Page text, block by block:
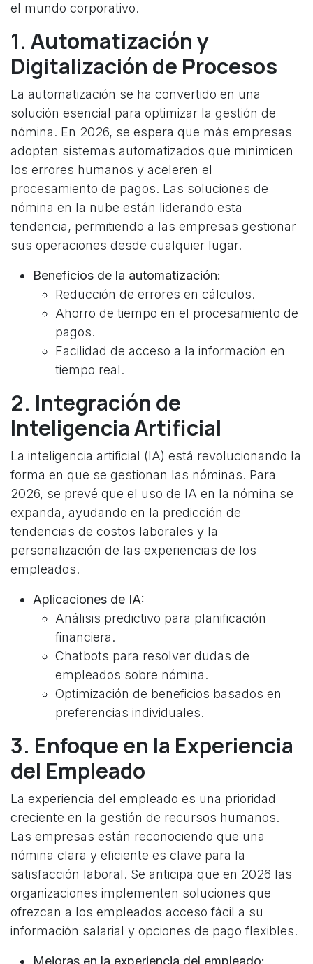
el mundo corporativo.
1. Automatización y
Digitalización de Procesos
La automatización se ha convertido en una
solución esencial para optimizar la gestión de
nómina. En 2026, se espera que más empresas
adopten sistemas automatizados que minimicen
los errores humanos y aceleren el
procesamiento de pagos. Las soluciones de
nómina en la nube están liderando esta
tendencia, permitiendo a las empresas gestionar
sus operaciones desde cualquier lugar.
Beneficios de la automatización:
Reducción de errores en cálculos.
Ahorro de tiempo en el procesamiento de
pagos.
Facilidad de acceso a la información en
tiempo real.
2. Integración de
Inteligencia Artificial
La inteligencia artificial (IA) está revolucionando la
forma en que se gestionan las nóminas. Para
2026, se prevé que el uso de IA en la nómina se
expanda, ayudando en la predicción de
tendencias de costos laborales y la
personalización de las experiencias de los
empleados.
Aplicaciones de IA:
Análisis predictivo para planificación
financiera.
Chatbots para resolver dudas de
empleados sobre nómina.
Optimización de beneficios basados en
preferencias individuales.
3. Enfoque en la Experiencia
del Empleado
La experiencia del empleado es una prioridad
creciente en la gestión de recursos humanos.
Las empresas están reconociendo que una
nómina clara y eficiente es clave para la
satisfacción laboral. Se anticipa que en 2026 las
organizaciones implementen soluciones que
ofrezcan a los empleados acceso fácil a su
información salarial y opciones de pago flexibles.
Mejoras en la experiencia del empleado: